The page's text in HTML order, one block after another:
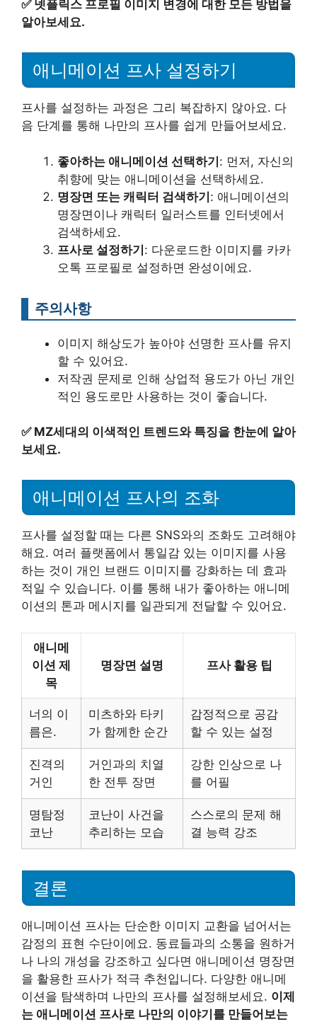
✅ 넷플릭스 프로필 이미지 변경에 대한 모든 방법을
알아보세요.
애니메이션 프사 설정하기
프사를 설정하는 과정은 그리 복잡하지 않아요. 다
음 단계를 통해 나만의 프사를 쉽게 만들어보세요.
좋아하는 애니메이션 선택하기: 먼저, 자신의
취향에 맞는 애니메이션을 선택하세요.
명장면 또는 캐릭터 검색하기: 애니메이션의
명장면이나 캐릭터 일러스트를 인터넷에서
검색하세요.
프사로 설정하기: 다운로드한 이미지를 카카
오톡 프로필로 설정하면 완성이에요.
주의사항
이미지 해상도가 높아야 선명한 프사를 유지
할 수 있어요.
저작권 문제로 인해 상업적 용도가 아닌 개인
적인 용도로만 사용하는 것이 좋습니다.
✅ MZ세대의 이색적인 트렌드와 특징을 한눈에 알아
보세요.
애니메이션 프사의 조화
프사를 설정할 때는 다른 SNS와의 조화도 고려해야
해요. 여러 플랫폼에서 통일감 있는 이미지를 사용
하는 것이 개인 브랜드 이미지를 강화하는 데 효과
적일 수 있습니다. 이를 통해 내가 좋아하는 애니메
이션의 톤과 메시지를 일관되게 전달할 수 있어요.
애니메
이션 제
목
명장면 설명 프사 활용 팁
너의 이
름은.
미츠하와 타키
가 함께한 순간
감정적으로 공감
할 수 있는 설정
진격의
거인
거인과의 치열
한 전투 장면
강한 인상으로 나
를 어필
명탐정
코난
코난이 사건을
추리하는 모습
스스로의 문제 해
결 능력 강조
결론
애니메이션 프사는 단순한 이미지 교환을 넘어서는
감정의 표현 수단이에요. 동료들과의 소통을 원하거
나 나의 개성을 강조하고 싶다면 애니메이션 명장면
을 활용한 프사가 적극 추천입니다. 다양한 애니메
이션을 탐색하며 나만의 프사를 설정해보세요. 이제
는 애니메이션 프사로 나만의 이야기를 만들어보는